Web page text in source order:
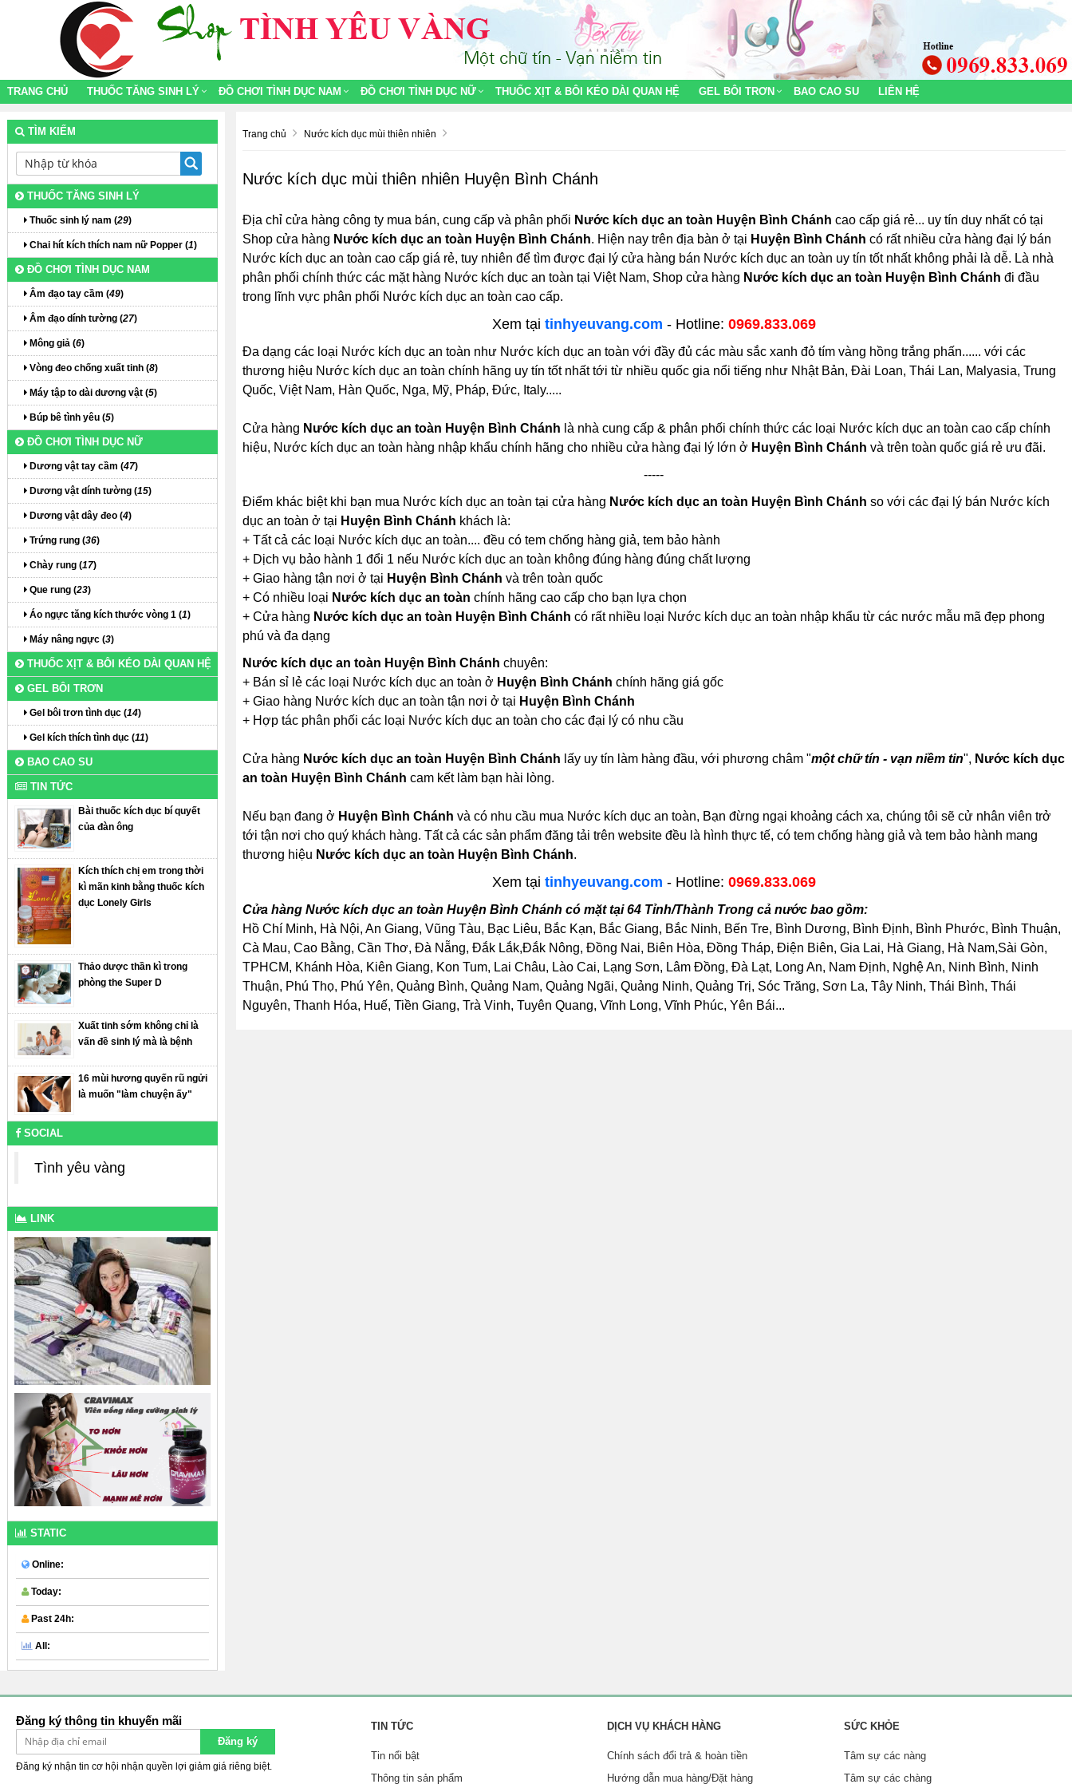
TRANG CHỦ THUỐC TĂNG SINH LÝ ĐỒ CHƠI TÌNH DỤC NAM ĐỒ CHƠI TÌNH DỤC NỮ THUỐC XỊT & BÔI KÉO DÀI QUAN HỆ GEL BÔI TRƠN BAO CAO SU LIÊN HỆ
Trang chủ Nước kích dục mùi thiên nhiên
Nước kích dục mùi thiên nhiên Huyện Bình Chánh
Địa chỉ cửa hàng công ty mua bán, cung cấp và phân phối Nước kích dục an toàn Huyện Bình Chánh cao cấp giá rẻ... uy tín duy nhất có tại
Shop cửa hàng Nước kích dục an toàn Huyện Bình Chánh. Hiện nay trên địa bàn ở tại Huyện Bình Chánh có rất nhiều cửa hàng đại lý bán
Nước kích dục an toàn cao cấp giá rẻ, tuy nhiên để tìm được đại lý cửa hàng bán Nước kích dục an toàn uy tín tốt nhất không phải là dễ. Là nhà
phân phối chính thức các mặt hàng Nước kích dục an toàn tại Việt Nam, Shop cửa hàng Nước kích dục an toàn Huyện Bình Chánh đi đầu
trong lĩnh vực phân phối Nước kích dục an toàn cao cấp.
Xem tại tinhyeuvang.com - Hotline: 0969.833.069
Đa dạng các loại Nước kích dục an toàn như Nước kích dục an toàn với đầy đủ các màu sắc xanh đỏ tím vàng hồng trắng phấn...... với các
thương hiệu Nước kích dục an toàn chính hãng uy tín tốt nhất tới từ nhiều quốc gia nổi tiếng như Nhật Bản, Đài Loan, Thái Lan, Malyasia, Trung
Quốc, Việt Nam, Hàn Quốc, Nga, Mỹ, Pháp, Đức, Italy.....
Cửa hàng Nước kích dục an toàn Huyện Bình Chánh là nhà cung cấp & phân phối chính thức các loại Nước kích dục an toàn cao cấp chính
hiệu, Nước kích dục an toàn hàng nhập khẩu chính hãng cho nhiều cửa hàng đại lý lớn ở Huyện Bình Chánh và trên toàn quốc giá rẻ ưu đãi.
-----
Điểm khác biệt khi bạn mua Nước kích dục an toàn tại cửa hàng Nước kích dục an toàn Huyện Bình Chánh so với các đại lý bán Nước kích
dục an toàn ở tại Huyện Bình Chánh khách là:
+ Tất cả các loại Nước kích dục an toàn.... đều có tem chống hàng giả, tem bảo hành
+ Dịch vụ bảo hành 1 đổi 1 nếu Nước kích dục an toàn không đúng hàng đúng chất lượng
+ Giao hàng tận nơi ở tại Huyện Bình Chánh và trên toàn quốc
+ Có nhiều loại Nước kích dục an toàn chính hãng cao cấp cho bạn lựa chọn
+ Cửa hàng Nước kích dục an toàn Huyện Bình Chánh có rất nhiều loại Nước kích dục an toàn nhập khẩu từ các nước mẫu mã đẹp phong
phú và đa dạng
Nước kích dục an toàn Huyện Bình Chánh chuyên:
+ Bán sỉ lẻ các loại Nước kích dục an toàn ở Huyện Bình Chánh chính hãng giá gốc
+ Giao hàng Nước kích dục an toàn tận nơi ở tại Huyện Bình Chánh
+ Hợp tác phân phối các loại Nước kích dục an toàn cho các đại lý có nhu cầu
Cửa hàng Nước kích dục an toàn Huyện Bình Chánh lấy uy tín làm hàng đầu, với phương châm "một chữ tín - vạn niềm tin", Nước kích dục
an toàn Huyện Bình Chánh cam kết làm bạn hài lòng.
Nếu bạn đang ở Huyện Bình Chánh và có nhu cầu mua Nước kích dục an toàn, Bạn đừng ngại khoảng cách xa, chúng tôi sẽ cử nhân viên trở
tới tận nơi cho quý khách hàng. Tất cả các sản phẩm đăng tải trên website đều là hình thực tế, có tem chống hàng giả và tem bảo hành mang
thương hiệu Nước kích dục an toàn Huyện Bình Chánh.
Xem tại tinhyeuvang.com - Hotline: 0969.833.069
Cửa hàng Nước kích dục an toàn Huyện Bình Chánh có mặt tại 64 Tỉnh/Thành Trong cả nước bao gồm:
Hồ Chí Minh, Hà Nội, An Giang, Vũng Tàu, Bạc Liêu, Bắc Kạn, Bắc Giang, Bắc Ninh, Bến Tre, Bình Dương, Bình Định, Bình Phước, Bình Thuận,
Cà Mau, Cao Bằng, Cần Thơ, Đà Nẵng, Đắk Lắk,Đắk Nông, Đồng Nai, Biên Hòa, Đồng Tháp, Điện Biên, Gia Lai, Hà Giang, Hà Nam,Sài Gòn,
TPHCM, Khánh Hòa, Kiên Giang, Kon Tum, Lai Châu, Lào Cai, Lạng Sơn, Lâm Đồng, Đà Lạt, Long An, Nam Định, Nghệ An, Ninh Bình, Ninh
Thuận, Phú Thọ, Phú Yên, Quảng Bình, Quảng Nam, Quảng Ngãi, Quảng Ninh, Quảng Trị, Sóc Trăng, Sơn La, Tây Ninh, Thái Bình, Thái
Nguyên, Thanh Hóa, Huế, Tiền Giang, Trà Vinh, Tuyên Quang, Vĩnh Long, Vĩnh Phúc, Yên Bái...
TÌM KIẾM
THUỐC TĂNG SINH LÝ
Thuốc sinh lý nam (29)
Chai hít kích thích nam nữ Popper (1)
ĐỒ CHƠI TÌNH DỤC NAM
Âm đạo tay cầm (49)
Âm đạo dính tường (27)
Mông giả (6)
Vòng đeo chống xuất tinh (8)
Máy tập to dài dương vật (5)
Búp bê tình yêu (5)
ĐỒ CHƠI TÌNH DỤC NỮ
Dương vật tay cầm (47)
Dương vật dính tường (15)
Dương vật dây đeo (4)
Trứng rung (36)
Chày rung (17)
Que rung (23)
Áo ngực tăng kích thước vòng 1 (1)
Máy nâng ngực (3)
THUỐC XỊT & BÔI KÉO DÀI QUAN HỆ
GEL BÔI TRƠN
Gel bôi trơn tình dục (14)
Gel kích thích tình dục (11)
BAO CAO SU
TIN TỨC
Bài thuốc kích dục bí quyết
của đàn ông
Kích thích chị em trong thời
kì mãn kinh bằng thuốc kích
dục Lonely Girls
Thảo dược thần kì trong
phòng the Super D
Xuất tinh sớm không chỉ là
vấn đề sinh lý mà là bệnh
16 mùi hương quyến rũ ngửi
là muốn "làm chuyện ấy"
SOCIAL
Tình yêu vàng
LINK
STATIC
Online:
Today:
Past 24h:
All:
Đăng ký thông tin khuyến mãi
Đăng ký
Đăng ký nhận tin cơ hội nhận quyền lợi giảm giá riêng biệt.
TIN TỨC
Tin nổi bật
Thông tin sản phẩm
DỊCH VỤ KHÁCH HÀNG
Chính sách đổi trả & hoàn tiền
Hướng dẫn mua hàng/Đặt hàng
SỨC KHỎE
Tâm sự các nàng
Tâm sự các chàng